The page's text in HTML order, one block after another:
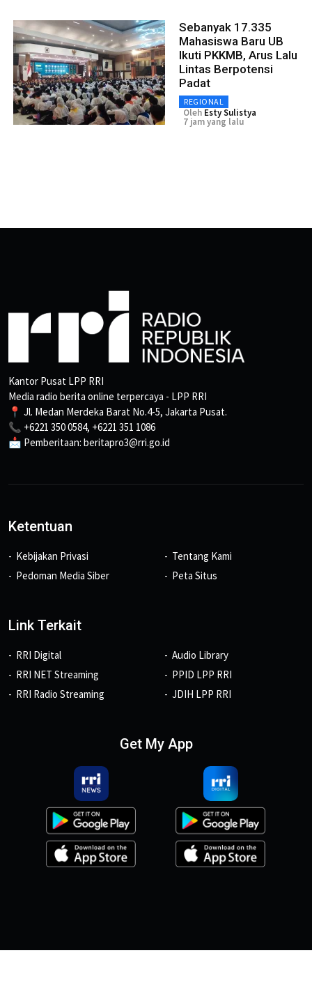
Sebanyak 17.335
Mahasiswa Baru UB
Ikuti PKKMB, Arus Lalu
Lintas Berpotensi
Padat
REGIONAL
Oleh Esty Sulistya
7 jam yang lalu
Kantor Pusat LPP RRI
Media radio berita online terpercaya - LPP RRI
📍 Jl. Medan Merdeka Barat No.4-5, Jakarta Pusat.
📞 +6221 350 0584, +6221 351 1086
📩 Pemberitaan: beritapro3@rri.go.id
Ketentuan
Kebijakan Privasi
Pedoman Media Siber
Tentang Kami
Peta Situs
Link Terkait
RRI Digital
RRI NET Streaming
RRI Radio Streaming
Audio Library
PPID LPP RRI
JDIH LPP RRI
Get My App